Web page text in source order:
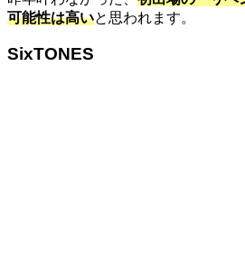
可能性は高いと思われます。
SixTONES